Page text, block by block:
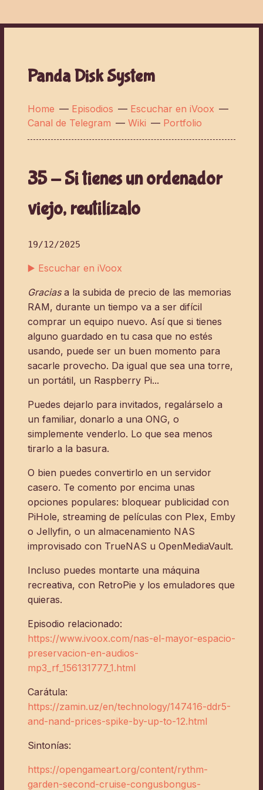
Panda Disk System
Home — Episodios — Escuchar en iVoox —
Canal de Telegram — Wiki — Portfolio
35 - Si tienes un ordenador
viejo, reutilízalo
19/12/2025
▶️ Escuchar en iVoox
Graciasa la subida de precio de las memorias
RAM, durante un tiempo va a ser difícil
comprar un equipo nuevo. Así que si tienes
alguno guardado en tu casa que no estés
usando, puede ser un buen momento para
sacarle provecho. Da igual que sea una torre,
un portátil, un Raspberry Pi...
Puedes dejarlo para invitados, regalárselo a
un familiar, donarlo a una ONG, o
simplemente venderlo. Lo que sea menos
tirarlo a la basura.
O bien puedes convertirlo en un servidor
casero. Te comento por encima unas
opciones populares: bloquear publicidad con
PiHole, streaming de películas con Plex, Emby
o Jellyfin, o un almacenamiento NAS
improvisado con TrueNAS u OpenMediaVault.
Incluso puedes montarte una máquina
recreativa, con RetroPie y los emuladores que
quieras.
Episodio relacionado:
https://www.ivoox.com/nas-el-mayor-espacio-
preservacion-en-audios-
mp3_rf_156131777_1.html
Carátula:
https://zamin.uz/en/technology/147416-ddr5-
and-nand-prices-spike-by-up-to-12.html
Sintonías:
https://opengameart.org/content/rythm-
garden-second-cruise-congusbongus-